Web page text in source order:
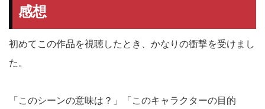
感想
初めてこの作品を視聴したとき、かなりの衝撃を受けまし
た。
「このシーンの意味は？」「このキャラクターの目的